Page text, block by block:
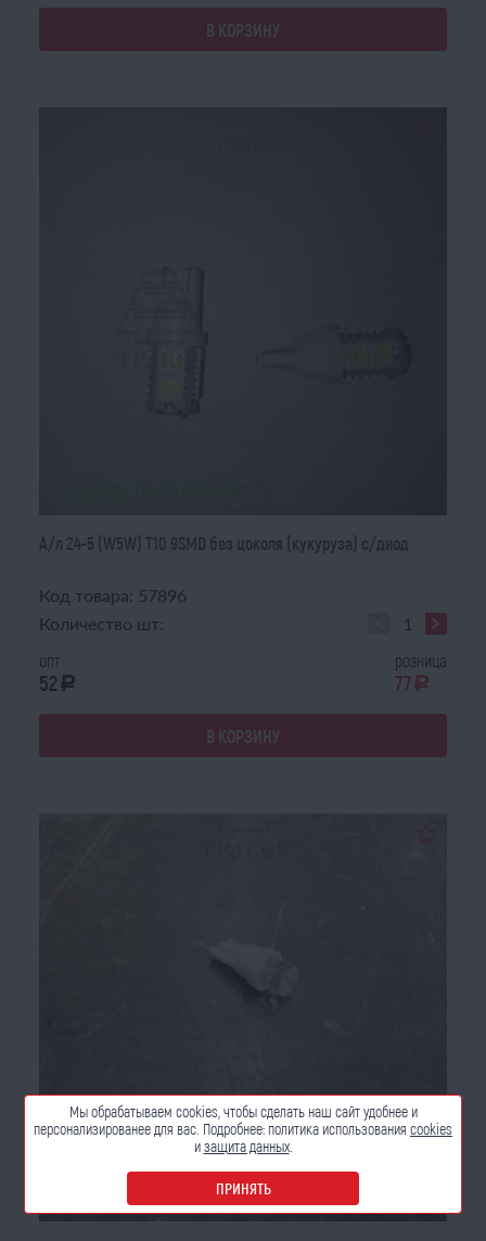
В КОРЗИНУ
А/л 24-5 (W5W) T10 9SMD без цоколя (кукуруза) с/диод
Код товара: 57896
Количество шт:
опт
52a
розница
77a
В КОРЗИНУ
ОЖИДАЕТ ПОСТУПЛЕНИЯ
17.08.2026
Мы обрабатываем cookies, чтобы сделать наш сайтудобнее и
персонализированее для вас. Подробнее: политика использования cookies
изащита данных.
ПРИНЯТЬ